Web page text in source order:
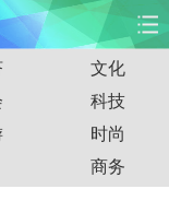
财经
教育
法治
文化
科技
时尚
商务